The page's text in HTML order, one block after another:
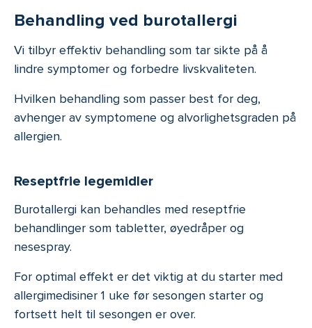
Behandling ved burotallergi
Vi tilbyr effektiv behandling som tar sikte på å
lindre symptomer og forbedre livskvaliteten.
Hvilken behandling som passer best for deg,
avhenger av symptomene og alvorlighetsgraden på
allergien.
Reseptfrie legemidler
Burotallergi kan behandles med reseptfrie
behandlinger som tabletter, øyedråper og
nesespray.
For optimal effekt er det viktig at du starter med
allergimedisiner 1 uke før sesongen starter og
fortsett helt til sesongen er over.